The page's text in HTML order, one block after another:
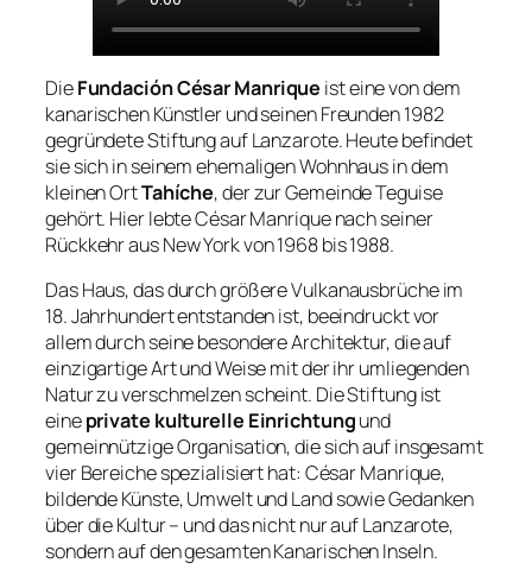
DieFundación César Manrique ist eine von dem
kanarischen Künstler und seinen Freunden 1982
gegründete Stiftung auf Lanzarote. Heute befindet
sie sich in seinem ehemaligen Wohnhaus in dem
kleinen OrtTahíche, der zur Gemeinde Teguise
gehört. Hier lebte César Manrique nach seiner
Rückkehr aus New York von 1968 bis 1988.
Das Haus, das durch größere Vulkanausbrüche im
18. Jahrhundert entstanden ist, beeindruckt vor
allem durch seine besondere Architektur, die auf
einzigartige Art und Weise mit der ihr umliegenden
Natur zu verschmelzen scheint. Die Stiftung ist
eineprivate kulturelle Einrichtungund
gemeinnützige Organisation, die sich auf insgesamt
vier Bereiche spezialisiert hat: César Manrique,
bildende Künste, Umwelt und Land sowie Gedanken
über die Kultur – und das nicht nur auf Lanzarote,
sondern auf den gesamten Kanarischen Inseln.